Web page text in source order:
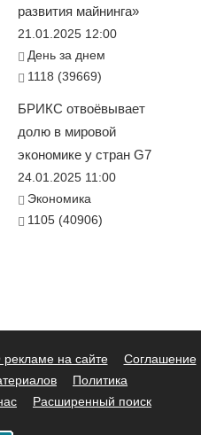
развития майнинга»
21.01.2025 12:00
День за днем
1118 (39669)
БРИКС отвоёвывает
долю в мировой
экономике у стран G7
24.01.2025 11:00
Экономика
1105 (40906)
на сайте
Соглашение
Политика
Расширенный поиск